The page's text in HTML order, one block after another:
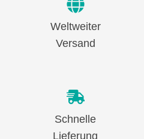
Weltweiter
Versand
Schnelle
Lieferung